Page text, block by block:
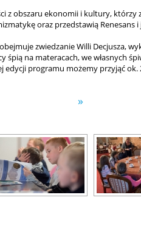
z obszaru ekonomii i kultury,
oraz przedstawią Renesans
zwiedzanie Willi Decjusza,
śpią na materacach, we własnych
edycji programu możemy przyjąć